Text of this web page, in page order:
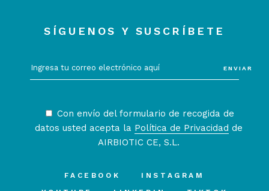
SÍGUENOS Y SUSCRÍBETE
ENVIAR
Con envío del formulario de recogida de
datos usted acepta la Política de Privacidad de
AIRBIOTIC CE, S.L.
FACEBOOK
INSTAGRAM